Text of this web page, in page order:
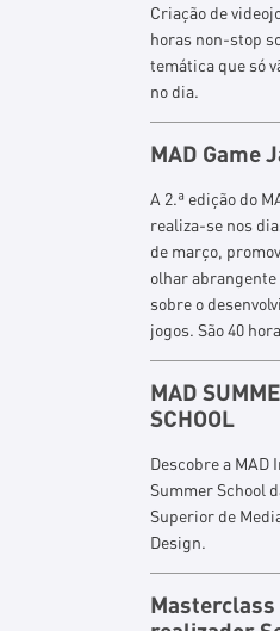
Criação de
horas non-stop
temática que só
no dia.
MAD Game
A 2.ª edição do
realiza-se nos
de março,
olhar
sobre o
jogos. São 40
MAD
SCHOOL
Descobre a MAD
Summer School
Superior de
Design.
Masterclass